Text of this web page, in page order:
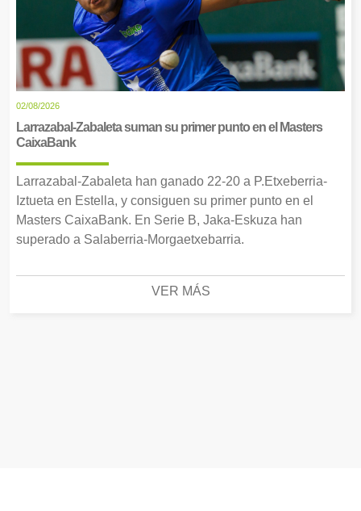
02/08/2026
Larrazabal-Zabaleta suman su primer punto en el Masters
CaixaBank
Larrazabal-Zabaleta han ganado 22-20 a P.Etxeberria-
Iztueta en Estella, y consiguen su primer punto en el
Masters CaixaBank. En Serie B, Jaka-Eskuza han
superado a Salaberria-Morgaetxebarria.
VER MÁS